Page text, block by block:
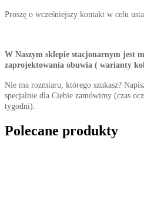
Proszę o wcześniejszy kontakt w celu
W Naszym sklepie stacjonarnym jest
zaprojektowania obuwia ( warianty
Nie ma rozmiaru, którego szukasz?
specjalnie dla Ciebie zamówimy (czas
tygodni).
Polecane produkty